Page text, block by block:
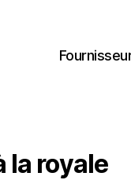
la royale